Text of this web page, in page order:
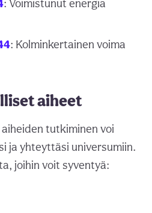
: Voimistunut energia
: Kolminkertainen voima
aiheet
tutkiminen voi
ja yhteyttäsi universumiin.
joihin voit syventyä: